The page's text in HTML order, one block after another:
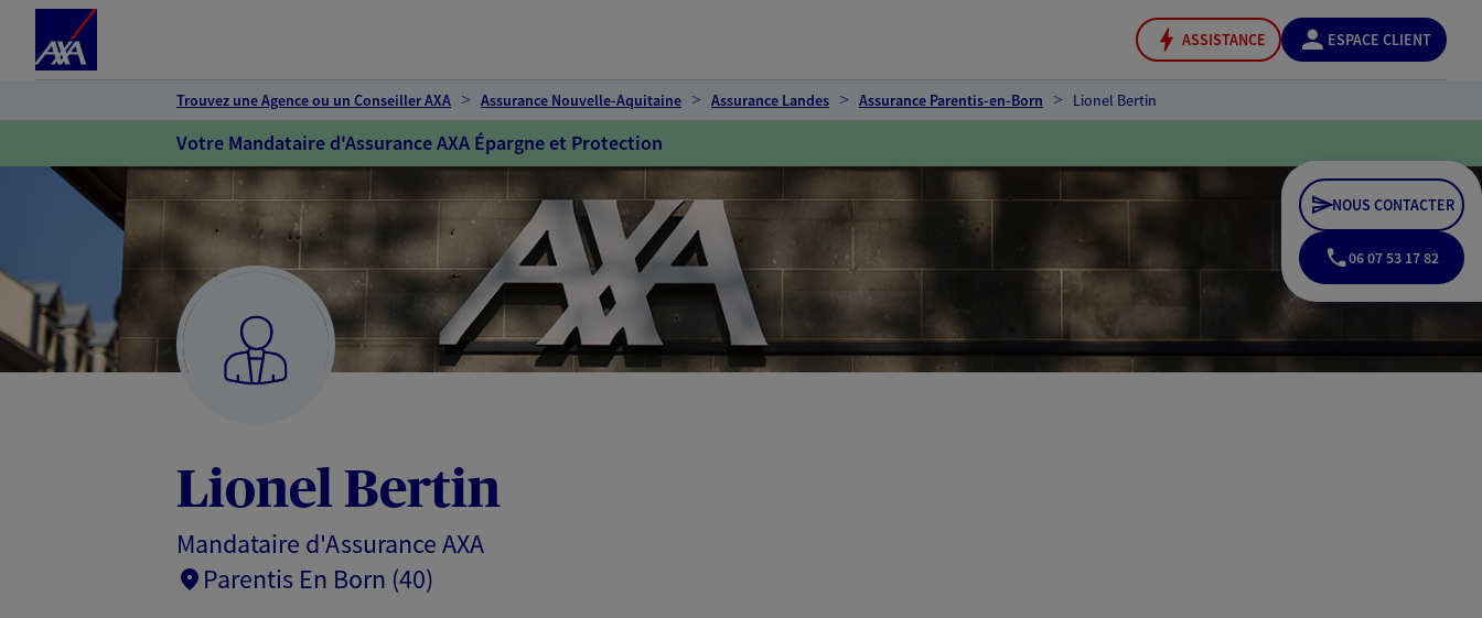
ASSISTANCE ESPACE CLIENT
Trouvez une Agence ou un Conseiller AXA Assurance Nouvelle-Aquitaine Assurance Landes Assurance Parentis-en-Born Lionel Bertin
Votre Mandataire d'Assurance AXA Épargne et Protection
Lionel Bertin
Mandataire d'Assurance AXA
Parentis En Born (40)
NOUS CONTACTER
06 07 53 17 82